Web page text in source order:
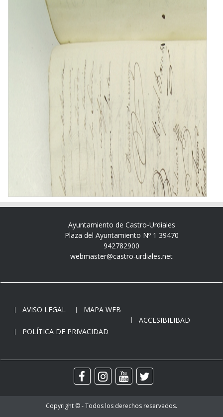
Ayuntamiento de Castro-Urdiales
Plaza del Ayuntamiento Nº 1 39470
942782900
webmaster@castro-urdiales.net
AVISO LEGAL
MAPA WEB
ACCESIBILIBAD
POLÍTICA DE PRIVACIDAD
Copyright © - Todos los derechos reservados.